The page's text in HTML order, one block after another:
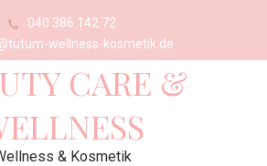
040 386 142 72
wellness-kosmetik.de
CARE &
& Kosmetik